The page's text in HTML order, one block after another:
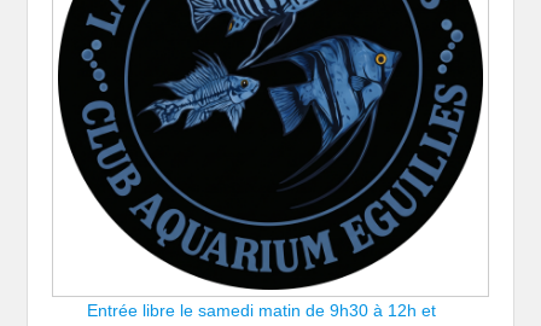
Entrée libre le samedi matin de 9h30 à 12h et